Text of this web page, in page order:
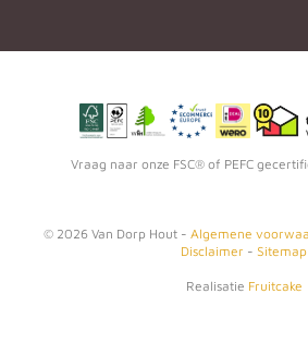
Vraag naar onze FSC® of PEFC
© 2026 Van Dorp Hout - Algemene
Disclaimer - Sitemap
Realisatie Fruitcake